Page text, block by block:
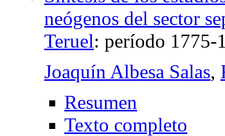
neógenos del sector
Teruel: período 1775-
Joaquín Albesa Salas,
Resumen
Texto completo